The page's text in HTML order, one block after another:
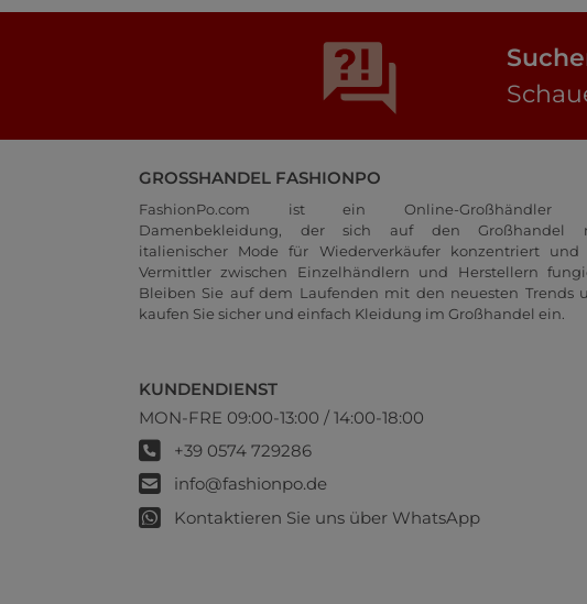
GROSSHANDEL FASHIONPO
FashionPo.com ist ein Online-Großhändler
Damenbekleidung, der sich auf den Großhandel
italienischer Mode für Wiederverkäufer konzentriert und
Vermittler zwischen Einzelhändlern und Herstellern
Bleiben Sie auf dem Laufenden mit den neuesten Trends
kaufen Sie sicher und einfach Kleidung im Großhandel ein.
KUNDENDIENST
MON-FRE 09:00-13:00 / 14:00-18:00
+39 0574 729286
info@fashionpo.de
Kontaktieren Sie uns über WhatsApp